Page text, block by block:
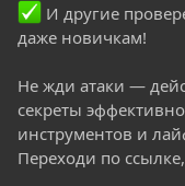
И другие
даже новичкам!
Не жди атаки —
секреты
инструментов и
Переходи по